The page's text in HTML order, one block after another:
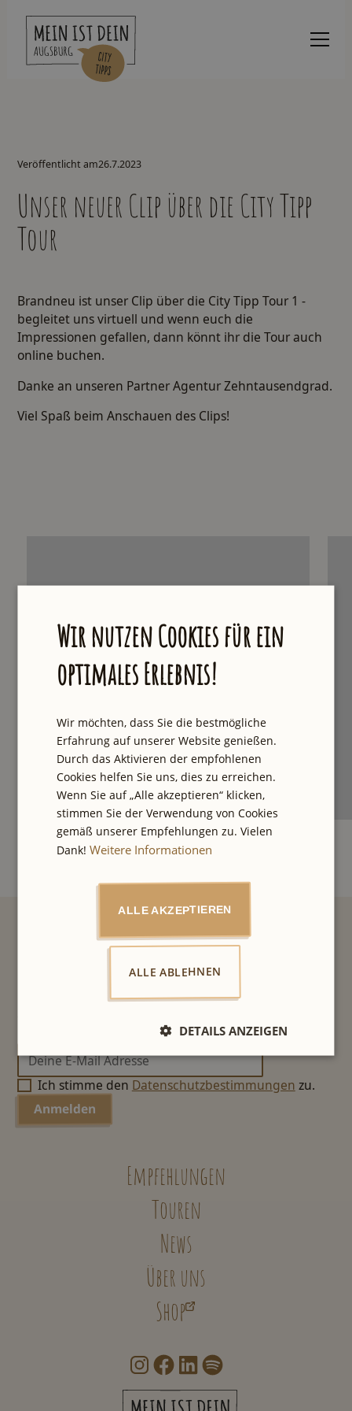
Veröffentlicht am26.7.2023
Unser neuer Clip über die City Tipp
Tour
Brandneu ist unser Clip über die City Tipp Tour 1 -
begleitet uns virtuell und wenn euch die
Impressionen gefallen, dann könnt ihr die Tour auch
online buchen.
Danke an unseren Partner Agentur Zehntausendgrad.
Viel Spaß beim Anschauen des Clips!
Empfehlungen
Touren
News
Über uns
Shop
Verpasse keine empfehlung mehr!
Lass dich von unseren Geheimtipps inspirieren. Du
Ich stimme den Datenschutzbestimmungen zu.
Wir nutzen Cookies für ein
optimales Erlebnis!
Wir möchten, dass Sie die bestmögliche
Erfahrung auf unserer Website genießen.
Durch das Aktivieren der empfohlenen
Cookies helfen Sie uns, dies zu erreichen.
Wenn Sie auf „Alle akzeptieren“ klicken,
stimmen Sie der Verwendung von Cookies
gemäß unserer Empfehlungen zu. Vielen
Dank!Weitere Informationen
ALLE AKZEPTIEREN
ALLE ABLEHNEN
DETAILS ANZEIGEN